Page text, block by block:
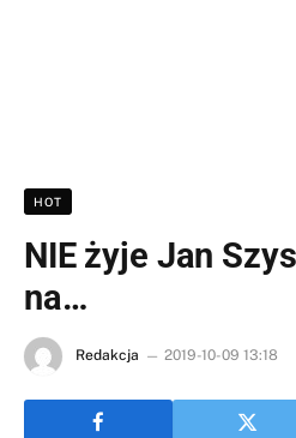
HOT
NIE żyje Jan
na…
Redakcja 2019-10-09 13:18